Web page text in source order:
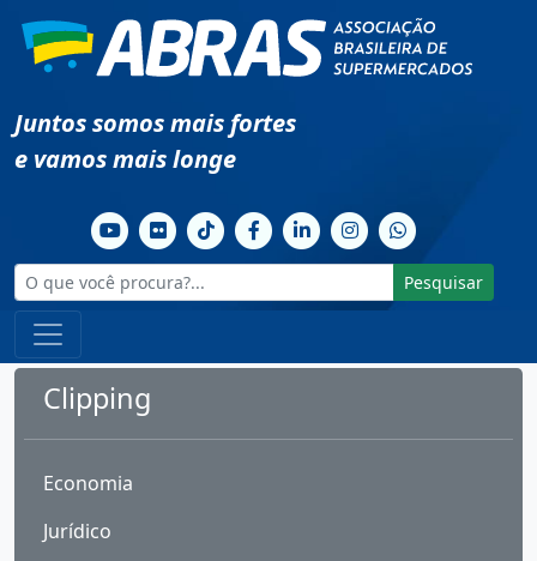
Juntos somos mais fortes
e vamos mais longe
Pesquisar
Clipping
Economia
Jurídico